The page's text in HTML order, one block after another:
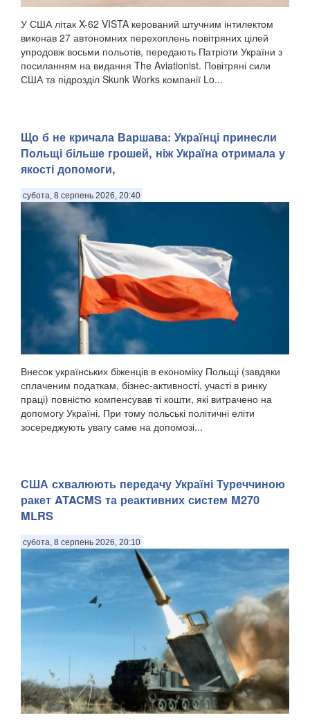
У США літак X-62 VISTA керований штучним інтилектом
виконав 27 автономних перехоплень повітряних цілей
упродовж восьми польотів, передають Патріоти України з
посиланням на видання The Aviationist. Повітряні сили
США та підрозділ Skunk Works компанії Lo...
Що б не кричала Варшава: Українці принесли
Польщі більше грошей, ніж Україна отримала у
якості допомоги,
субота, 8 серпень 2026, 20:40
Внесок українських біженців в економіку Польщі (завдяки
сплаченим податкам, бізнес-активності, участі в ринку
праці) повністю компенсував ті кошти, які витрачено на
допомогу Україні. При тому польські політичні еліти
зосереджують увагу саме на допомозі...
США схвалюють передачу Україні Туреччиною
ракет ATACMS та реактивних систем M270
MLRS
субота, 8 серпень 2026, 20:10